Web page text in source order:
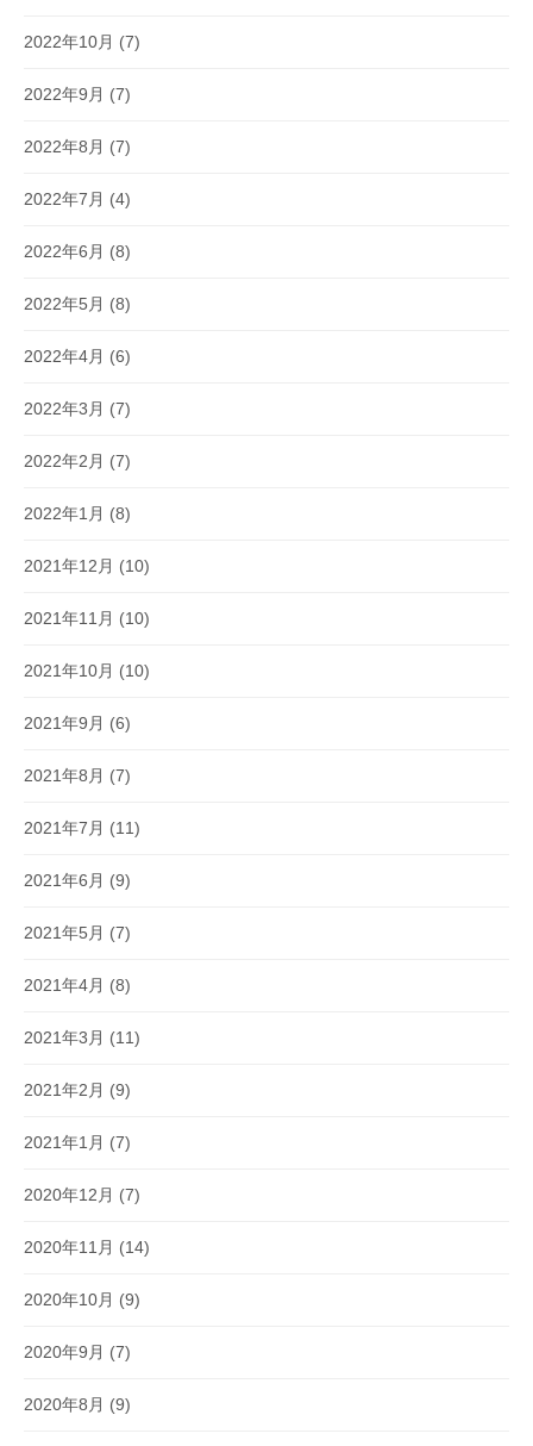
2022年10月 (7)
2022年9月 (7)
2022年8月 (7)
2022年7月 (4)
2022年6月 (8)
2022年5月 (8)
2022年4月 (6)
2022年3月 (7)
2022年2月 (7)
2022年1月 (8)
2021年12月 (10)
2021年11月 (10)
2021年10月 (10)
2021年9月 (6)
2021年8月 (7)
2021年7月 (11)
2021年6月 (9)
2021年5月 (7)
2021年4月 (8)
2021年3月 (11)
2021年2月 (9)
2021年1月 (7)
2020年12月 (7)
2020年11月 (14)
2020年10月 (9)
2020年9月 (7)
2020年8月 (9)